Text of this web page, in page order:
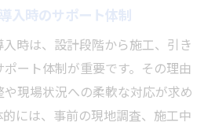
入時のサポート体制
時は、設計段階から施工、引き
ート体制が重要です。その理由
現場状況への柔軟な対応が求め
には、事前の現地調査、施工中